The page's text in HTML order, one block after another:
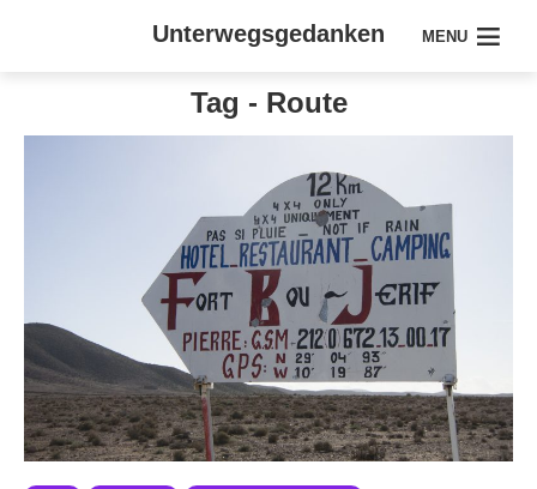
Unterwegsgedanken MENU
Tag - Route